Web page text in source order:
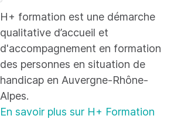
H+ formation est une démarche
qualitative d’accueil et
d'accompagnement en formation
des personnes en situation de
handicap en Auvergne-Rhône-
Alpes.
En savoir plus sur H+ Formation